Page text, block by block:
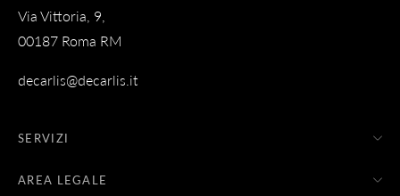
Via Vittoria, 9,
00187 Roma RM
decarlis@decarlis.it
SERVIZI
AREA LEGALE